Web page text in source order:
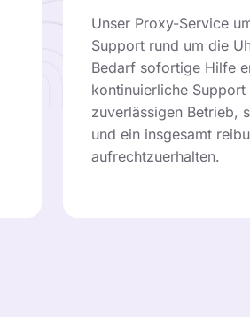
Unser Proxy-Service
Support rund um die
Bedarf sofortige Hilfe
kontinuierliche
zuverlässigen Betrieb,
und ein insgesamt
aufrechtzuerhalten.